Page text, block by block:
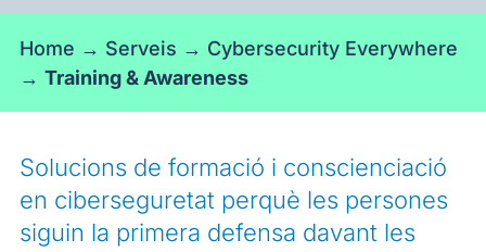
Home → Serveis → Cybersecurity Everywhere
→ Training & Awareness
Solucions de formació i conscienciació
en ciberseguretat perquè les persones
siguin la primera defensa davant les